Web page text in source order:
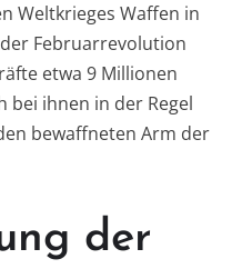
Weltkrieges Waffen in
Februarrevolution
etwa 9 Millionen
bei ihnen in der Regel
bewaffneten Arm der
der